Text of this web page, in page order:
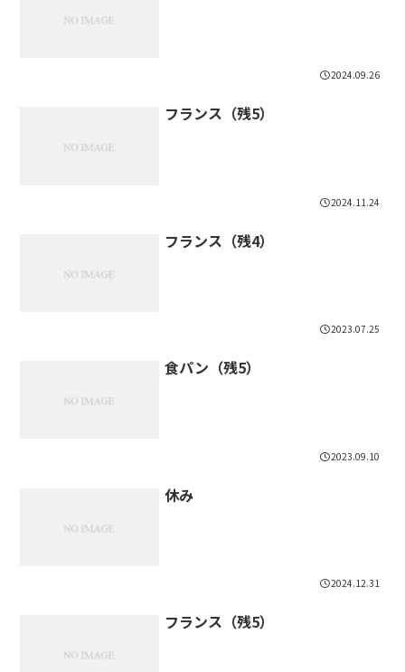
2024.09.26
フランス（残5）
2024.11.24
フランス（残4）
2023.07.25
食パン（残5）
2023.09.10
休み
2024.12.31
フランス（残5）